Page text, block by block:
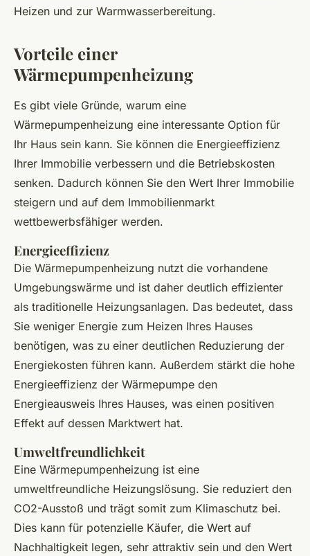
Heizen und zur Warmwasserbereitung.
Vorteile einer
Wärmepumpenheizung
Es gibt viele Gründe, warum eine
Wärmepumpenheizung eine interessante Option für
Ihr Haus sein kann. Sie können die Energieeffizienz
Ihrer Immobilie verbessern und die Betriebskosten
senken. Dadurch können Sie den Wert Ihrer Immobilie
steigern und auf dem Immobilienmarkt
wettbewerbsfähiger werden.
Energieeffizienz
Die Wärmepumpenheizung nutzt die vorhandene
Umgebungswärme und ist daher deutlich effizienter
als traditionelle Heizungsanlagen. Das bedeutet, dass
Sie weniger Energie zum Heizen Ihres Hauses
benötigen, was zu einer deutlichen Reduzierung der
Energiekosten führen kann. Außerdem stärkt die hohe
Energieeffizienz der Wärmepumpe den
Energieausweis Ihres Hauses, was einen positiven
Effekt auf dessen Marktwert hat.
Umweltfreundlichkeit
Eine Wärmepumpenheizung ist eine
umweltfreundliche Heizungslösung. Sie reduziert den
CO2-Ausstoß und trägt somit zum Klimaschutz bei.
Dies kann für potenzielle Käufer, die Wert auf
Nachhaltigkeit legen, sehr attraktiv sein und den Wert